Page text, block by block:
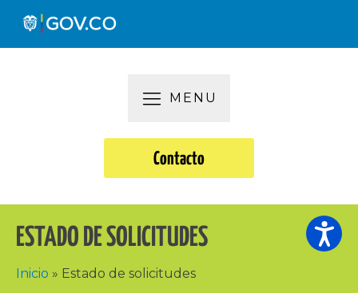
MENU
Contacto
ESTADO DE SOLICITUDES
Inicio » Estado de solicitudes